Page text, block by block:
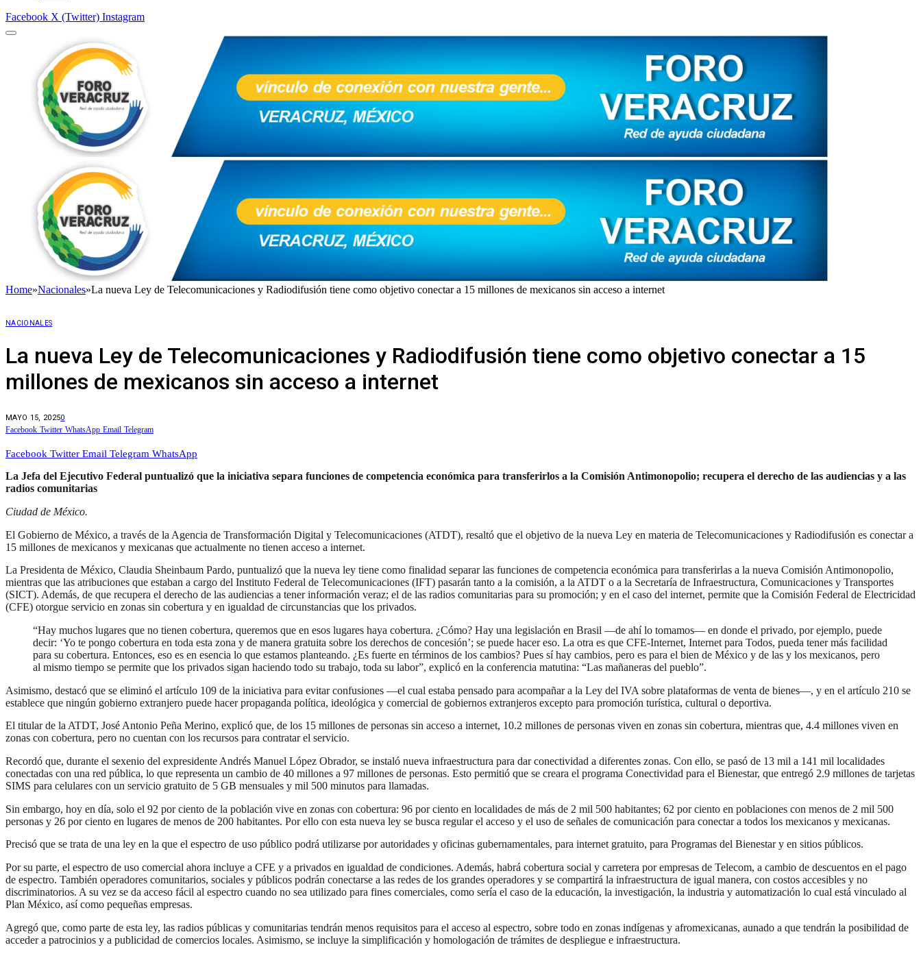
Facebook X (Twitter) Instagram
Home»Nacionales»La nueva Ley de Telecomunicaciones y Radiodifusión tiene como objetivo conectar a 15 millones de mexicanos sin acceso a internet
NACIONALES
La nueva Ley de Telecomunicaciones y Radiodifusión tiene como objetivo conectar a 15
millones de mexicanos sin acceso a internet
MAYO 15, 20250
Facebook Twitter WhatsApp Email Telegram
Facebook Twitter Email Telegram WhatsApp
La Jefa del Ejecutivo Federal puntualizó que la iniciativa separa funciones de competencia económica para transferirlos a la Comisión Antimonopolio; recupera el derecho de las audiencias y a las
radios comunitarias
Ciudad de México.
El Gobierno de México, a través de la Agencia de Transformación Digital y Telecomunicaciones (ATDT), resaltó que el objetivo de la nueva Ley en materia de Telecomunicaciones y Radiodifusión es conectar a
15 millones de mexicanos y mexicanas que actualmente no tienen acceso a internet.
La Presidenta de México, Claudia Sheinbaum Pardo, puntualizó que la nueva ley tiene como finalidad separar las funciones de competencia económica para transferirlas a la nueva Comisión Antimonopolio,
mientras que las atribuciones que estaban a cargo del Instituto Federal de Telecomunicaciones (IFT) pasarán tanto a la comisión, a la ATDT o a la Secretaría de Infraestructura, Comunicaciones y Transportes
(SICT). Además, de que recupera el derecho de las audiencias a tener información veraz; el de las radios comunitarias para su promoción; y en el caso del internet, permite que la Comisión Federal de Electricidad
(CFE) otorgue servicio en zonas sin cobertura y en igualdad de circunstancias que los privados.
“Hay muchos lugares que no tienen cobertura, queremos que en esos lugares haya cobertura. ¿Cómo? Hay una legislación en Brasil —de ahí lo tomamos— en donde el privado, por ejemplo, puede
decir: ‘Yo te pongo cobertura en toda esta zona y de manera gratuita sobre los derechos de concesión’; se puede hacer eso. La otra es que CFE-Internet, Internet para Todos, pueda tener más facilidad
para su cobertura. Entonces, eso es en esencia lo que estamos planteando. ¿Es fuerte en términos de los cambios? Pues sí hay cambios, pero es para el bien de México y de las y los mexicanos, pero
al mismo tiempo se permite que los privados sigan haciendo todo su trabajo, toda su labor”, explicó en la conferencia matutina: “Las mañaneras del pueblo”.
Asimismo, destacó que se eliminó el artículo 109 de la iniciativa para evitar confusiones —el cual estaba pensado para acompañar a la Ley del IVA sobre plataformas de venta de bienes—, y en el artículo 210 se
establece que ningún gobierno extranjero puede hacer propaganda política, ideológica y comercial de gobiernos extranjeros excepto para promoción turística, cultural o deportiva.
El titular de la ATDT, José Antonio Peña Merino, explicó que, de los 15 millones de personas sin acceso a internet, 10.2 millones de personas viven en zonas sin cobertura, mientras que, 4.4 millones viven en
zonas con cobertura, pero no cuentan con los recursos para contratar el servicio.
Recordó que, durante el sexenio del expresidente Andrés Manuel López Obrador, se instaló nueva infraestructura para dar conectividad a diferentes zonas. Con ello, se pasó de 13 mil a 141 mil localidades
conectadas con una red pública, lo que representa un cambio de 40 millones a 97 millones de personas. Esto permitió que se creara el programa Conectividad para el Bienestar, que entregó 2.9 millones de tarjetas
SIMS para celulares con un servicio gratuito de 5 GB mensuales y mil 500 minutos para llamadas.
Sin embargo, hoy en día, solo el 92 por ciento de la población vive en zonas con cobertura: 96 por ciento en localidades de más de 2 mil 500 habitantes; 62 por ciento en poblaciones con menos de 2 mil 500
personas y 26 por ciento en lugares de menos de 200 habitantes. Por ello con esta nueva ley se busca regular el acceso y el uso de señales de comunicación para conectar a todos los mexicanos y mexicanas.
Precisó que se trata de una ley en la que el espectro de uso público podrá utilizarse por autoridades y oficinas gubernamentales, para internet gratuito, para Programas del Bienestar y en sitios públicos.
Por su parte, el espectro de uso comercial ahora incluye a CFE y a privados en igualdad de condiciones. Además, habrá cobertura social y carretera por empresas de Telecom, a cambio de descuentos en el pago
de espectro. También operadores comunitarios, sociales y públicos podrán conectarse a las redes de los grandes operadores y se compartirá la infraestructura de igual manera, con costos accesibles y no
discriminatorios. A su vez se da acceso fácil al espectro cuando no sea utilizado para fines comerciales, como sería el caso de la educación, la investigación, la industria y automatización lo cual está vinculado al
Plan México, así como pequeñas empresas.
Agregó que, como parte de esta ley, las radios públicas y comunitarias tendrán menos requisitos para el acceso al espectro, sobre todo en zonas indígenas y afromexicanas, aunado a que tendrán la posibilidad de
acceder a patrocinios y a publicidad de comercios locales. Asimismo, se incluye la simplificación y homologación de trámites de despliegue e infraestructura.